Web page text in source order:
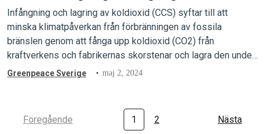
Infångning och lagring av koldioxid (CCS) syftar till att
minska klimatpåverkan från förbränningen av fossila
bränslen genom att fånga upp koldioxid (CO2) från
kraftverkens och fabrikernas skorstenar och lagra den under
jord.
Greenpeace Sverige maj 2, 2024
Föregående 1 2 Nästa